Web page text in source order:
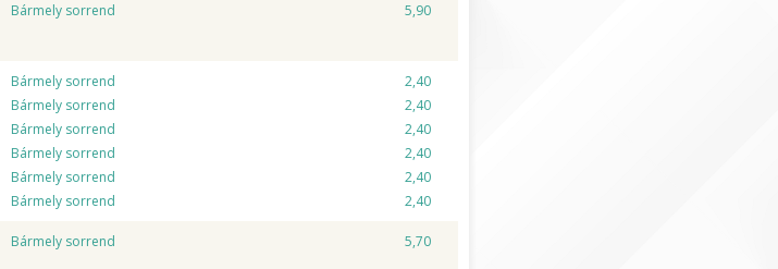
Bármely sorrend 5,90
Bármely sorrend
2,40
Bármely sorrend
2,40
Bármely sorrend
2,40
Bármely sorrend
2,40
Bármely sorrend
2,40
Bármely sorrend 2,40
Bármely sorrend 5,70